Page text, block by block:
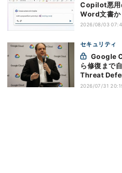
Copilot悪用
Word文書か
2026/08/03
セキュリティ
ら修復まで
Threat
防御戦略
2026/07/31